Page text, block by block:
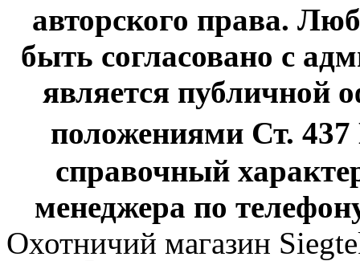
авторского права.
быть согласовано с
является публичной
положениями Ст.
справочный
менеджера по
Охотничий магазин